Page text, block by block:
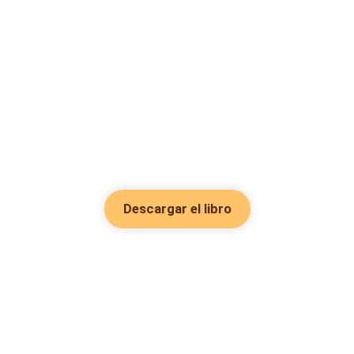
Descargar el libro